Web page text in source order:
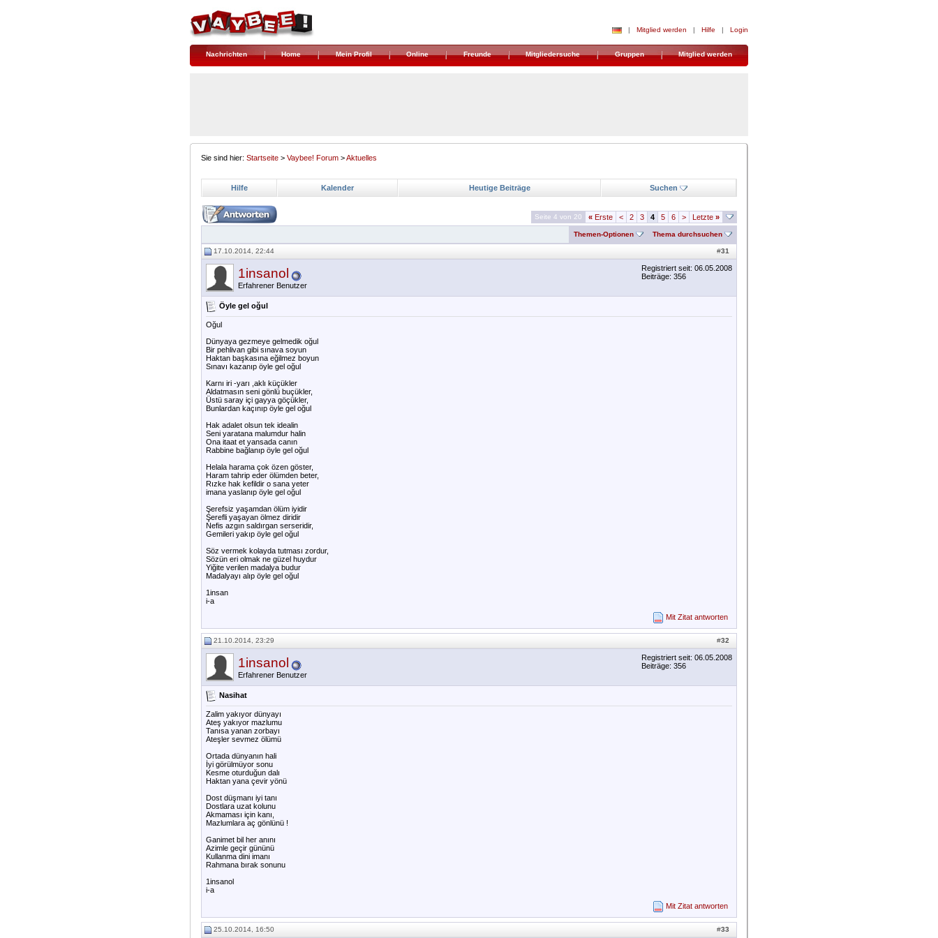
| Mitglied werden | Hilfe | Login
Nachrichten Home Mein Profil Online Freunde Mitgliedersuche Gruppen Mitglied werden
Sie sind hier: Startseite > Vaybee! Forum >Aktuelles
Hilfe Kalender Heutige Beiträge Suchen
Seite 4 von 20 « Erste < 2 3 4 5 6 > Letzte »
Themen-Optionen Thema durchsuchen
#31
17.10.2014, 22:44
1insanol
Erfahrener Benutzer
Registriert seit: 06.05.2008
Beiträge: 356
Öyle gel oğul
Oğul
Dünyaya gezmeye gelmedik oğul
Bir pehlivan gibi sınava soyun
Haktan başkasına eğilmez boyun
Sınavı kazanıp öyle gel oğul
Karnı iri -yarı ,aklı küçükler
Aldatmasın seni gönlü buçükler,
Üstü saray içi gayya göçükler,
Bunlardan kaçınıp öyle gel oğul
Hak adalet olsun tek idealin
Seni yaratana malumdur halin
Ona itaat et yansada canın
Rabbine bağlanıp öyle gel oğul
Helala harama çok özen göster,
Haram tahrip eder ölümden beter,
Rızke hak kefildir o sana yeter
imana yaslanıp öyle gel oğul
Şerefsiz yaşamdan ölüm iyidir
Şerefli yaşayan ölmez diridir
Nefis azgın saldırgan serseridir,
Gemileri yakıp öyle gel oğul
Söz vermek kolayda tutması zordur,
Sözün eri olmak ne güzel huydur
Yiğite verilen madalya budur
Madalyayı alıp öyle gel oğul
1insan
i-a
Mit Zitat antworten
#32
21.10.2014, 23:29
1insanol
Erfahrener Benutzer
Registriert seit: 06.05.2008
Beiträge: 356
Nasihat
Zalim yakıyor dünyayı
Ateş yakıyor mazlumu
Tanısa yanan zorbayı
Ateşler sevmez ölümü
Ortada dünyanın hali
İyi görülmüyor sonu
Kesme oturduğun dalı
Haktan yana çevir yönü
Dost düşmanı iyi tanı
Dostlara uzat kolunu
Akmaması için kanı,
Mazlumlara aç gönlünü !
Ganimet bil her anını
Azimle geçir gününü
Kullanma dini imanı
Rahmana bırak sonunu
1insanol
i-a
Mit Zitat antworten
#33
25.10.2014, 16:50